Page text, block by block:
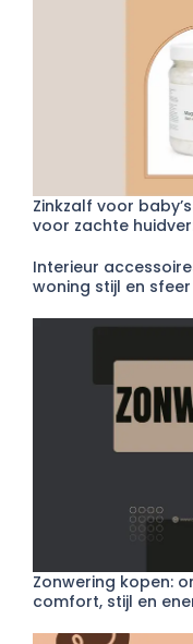
Zinkzalf voor
voor zachte
Interieur
woning stijl en
Zonwering kopen:
comfort, stijl en